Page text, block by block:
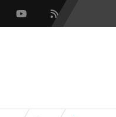
YoutubeFlux RSS